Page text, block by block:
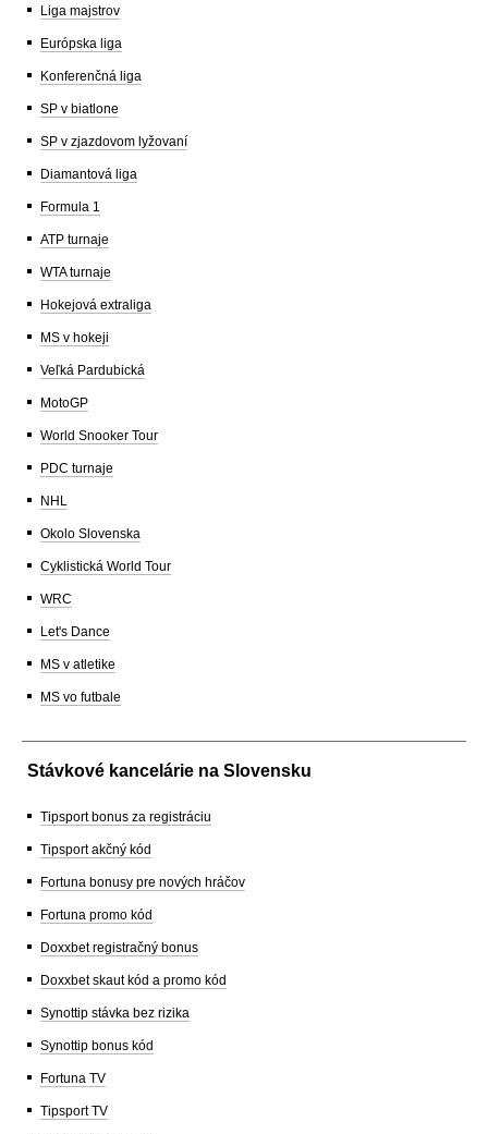
Liga majstrov
Európska liga
Konferenčná liga
SP v biatlone
SP v zjazdovom lyžovaní
Diamantová liga
Formula 1
ATP turnaje
WTA turnaje
Hokejová extraliga
MS v hokeji
Veľká Pardubická
MotoGP
World Snooker Tour
PDC turnaje
NHL
Okolo Slovenska
Cyklistická World Tour
WRC
Let's Dance
MS v atletike
MS vo futbale
Stávkové kancelárie na Slovensku
Tipsport bonus za registráciu
Tipsport akčný kód
Fortuna bonusy pre nových hráčov
Fortuna promo kód
Doxxbet registračný bonus
Doxxbet skaut kód a promo kód
Synottip stávka bez rizika
Synottip bonus kód
Fortuna TV
Tipsport TV